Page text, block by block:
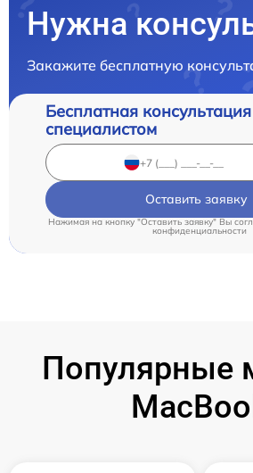
Нужна
Закажите бесплатную
Бесплатная
специалистом
Оставить заявку
Нажимая на кнопку "Оставить заявку" Вы
конфиденциальности
Популярные